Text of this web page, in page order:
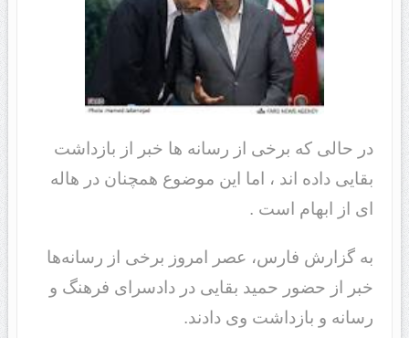
در حالی که برخی از رسانه ها خبر از بازداشت
بقایی داده اند ، اما این موضوع همچنان در هاله
ای از ابهام است .
به گزارش فارس، عصر امروز برخی از رسانه‌ها
خبر از حضور حمید بقایی در دادسرای فرهنگ و
رسانه و بازداشت وی دادند.